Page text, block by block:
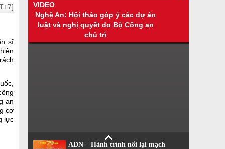
sĩ
an
cơ
lực
VIDEO
Nghệ An: Hội thảo góp ý các dự án
luật và nghị quyết do Bộ Công an
chủ trì
ADN – Hành trình nối lại mạch